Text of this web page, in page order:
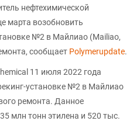
нефтехимической
марта возобновить
№2 в Майлиао (Mailiao,
сообщает Polymerupdate.
11 июля 2022 года
установке №2 в Майлиао
ремонта. Данное
млн тонн этилена и 520 тыс.